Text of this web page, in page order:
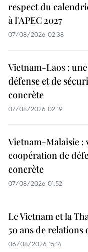
respect du
à l'APEC 2027
07/08/2026 02:38
Vietnam-Laos :
défense et de
concrète
07/08/2026 02:19
Vietnam-Malaisie :
coopération de
concrète
07/08/2026 01:52
Le Vietnam et la
50 ans de
06/08/2026 15:14